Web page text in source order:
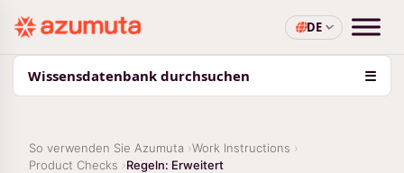
DE
Wissensdatenbank durchsuchen ☰
So verwenden Sie Azumuta
Work Instructions
Product Checks
Regeln: Erweitert